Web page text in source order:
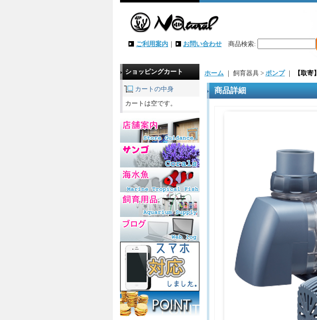
ご利用案内 ｜ お問い合わせ 商品検索:
ショッピングカート
カートの中身
カートは空です。
ホーム ｜ 飼育器具 > ポンプ｜ 【取寄
商品詳細